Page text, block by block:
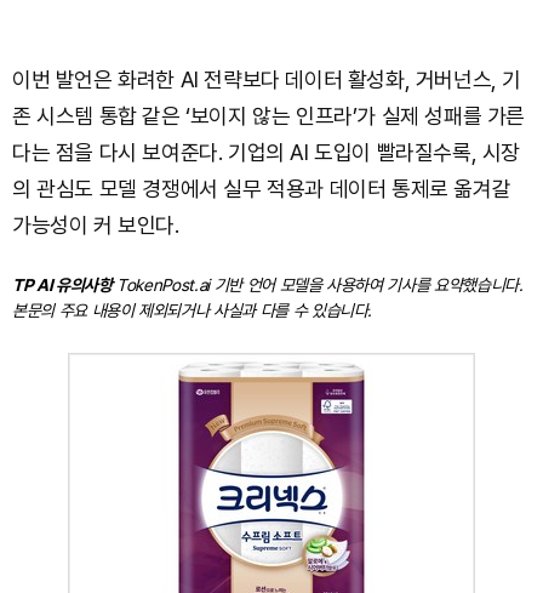
이번 발언은 화려한 AI 전략보다 데이터 활성화, 거버넌스, 기
존 시스템 통합 같은 ‘보이지 않는 인프라’가 실제 성패를 가른
다는 점을 다시 보여준다. 기업의 AI 도입이 빨라질수록, 시장
의 관심도 모델 경쟁에서 실무 적용과 데이터 통제로 옮겨갈
가능성이 커 보인다.
TP AI 유의사항TokenPost.ai 기반 언어 모델을 사용하여 기사를 요약했습니다.
본문의 주요 내용이 제외되거나 사실과 다를 수 있습니다.